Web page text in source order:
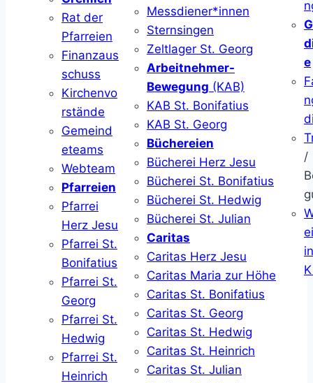
Rat der
Pfarreien
Finanzaus
schuss
Kirchenvo
rstände
Gemeind
eteams
Webteam
Pfarreien
Pfarrei
Herz Jesu
Pfarrei St.
Bonifatius
Pfarrei St.
Georg
Pfarrei St.
Hedwig
Pfarrei St.
Heinrich
Messdiener*innen
Sternsingen
Zeltlager St. Georg
Arbeitnehmer-
Bewegung (KAB)
KAB St. Bonifatius
KAB St. Georg
Büchereien
Bücherei Herz Jesu
Bücherei St. Bonifatius
Bücherei St. Hedwig
Bücherei St. Julian
Caritas
Caritas Herz Jesu
Caritas Maria zur Höhe
Caritas St. Bonifatius
Caritas St. Georg
Caritas St. Hedwig
Caritas St. Heinrich
Caritas St. Julian
e
/